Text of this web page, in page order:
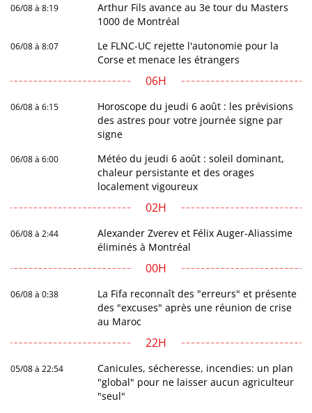
06/08 à 8:19
Arthur Fils avance au 3e tour du Masters
1000 de Montréal
06/08 à 8:07
Le FLNC-UC rejette l'autonomie pour la
Corse et menace les étrangers
06H
06/08 à 6:15
Horoscope du jeudi 6 août : les prévisions
des astres pour votre journée signe par
signe
06/08 à 6:00
Météo du jeudi 6 août : soleil dominant,
chaleur persistante et des orages
localement vigoureux
02H
06/08 à 2:44
Alexander Zverev et Félix Auger-Aliassime
éliminés à Montréal
00H
06/08 à 0:38
La Fifa reconnaît des "erreurs" et présente
des "excuses" après une réunion de crise
au Maroc
22H
05/08 à 22:54
Canicules, sécheresse, incendies: un plan
"global" pour ne laisser aucun agriculteur
"seul"